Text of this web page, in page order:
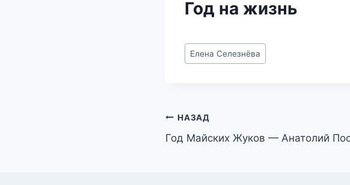
Год на жизнь
Метки
записи:
Елена Селезнёва
Навигация
по
НАЗАД
Год Майских Жуков — Анатолий